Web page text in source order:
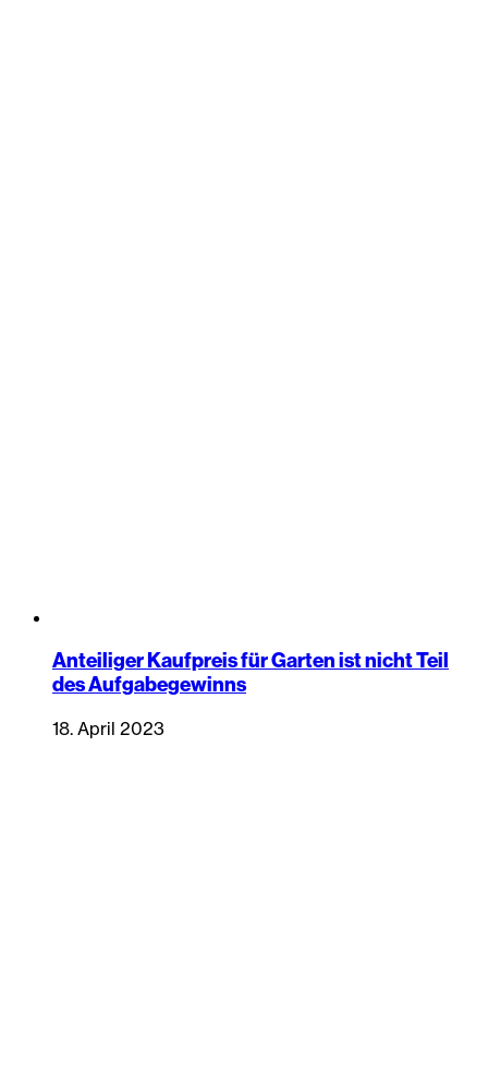
Anteiliger Kaufpreis für Garten ist nicht Teil
des Aufgabegewinns
18. April 2023